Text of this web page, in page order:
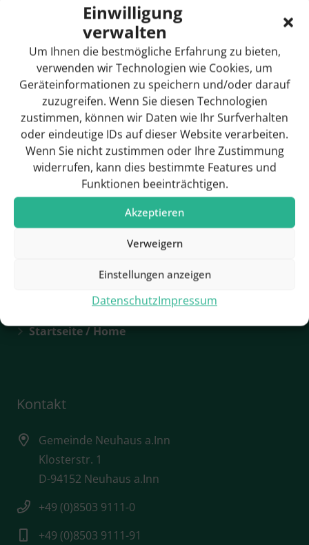
Einwilligung
verwalten
Um Ihnen die bestmögliche Erfahrung zu bieten,
verwenden wir Technologien wie Cookies, um
Geräteinformationen zu speichern und/oder darauf
zuzugreifen. Wenn Sie diesen Technologien
zustimmen, können wir Daten wie Ihr Surfverhalten
oder eindeutige IDs auf dieser Website verarbeiten.
Wenn Sie nicht zustimmen oder Ihre Zustimmung
widerrufen, kann dies bestimmte Features und
Funktionen beeinträchtigen.
Akzeptieren
Verweigern
Einstellungen anzeigen
DatenschutzImpressum
Bildergalerie
Breitbandversorgung
Bürgermeister
Gemeinderat
Geschichte
Hotels & Pensionen
Rathaus / Ansprechpartner
Rathaus / Öffnungszeiten
Sehenswürdigkeiten
Städtebauförderung
Startseite / Home
Kontakt
Gemeinde Neuhaus a.Inn
Klosterstr. 1
D-94152 Neuhaus a.Inn
+49 (0)8503 9111-0
+49 (0)8503 9111-91